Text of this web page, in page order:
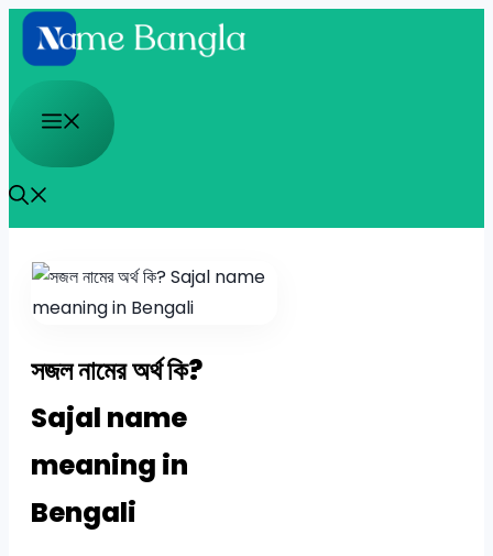
Skip
to
content
Menu
সজল নামের অর্থ কি?
Sajal name
meaning in
Bengali